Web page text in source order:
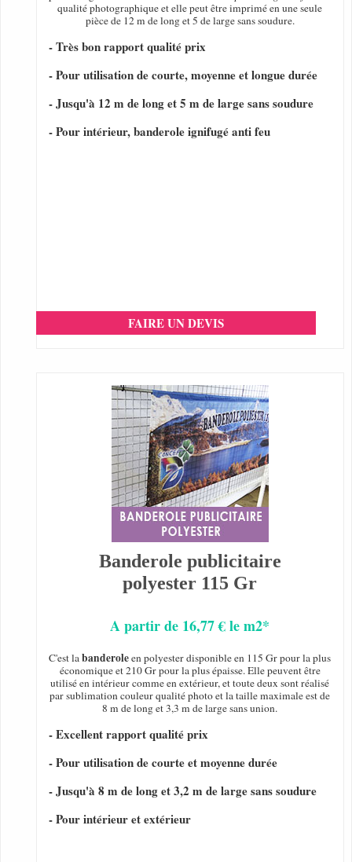
qualité photographique et elle peut être imprimé en une seule
pièce de 12 m de long et 5 de large sans soudure.
- Très bon rapport qualité prix
- Pour utilisation de courte, moyenne et longue durée
- Jusqu'à 12 m de long et 5 m de large sans soudure
- Pour intérieur, banderole ignifugé anti feu
FAIRE UN DEVIS
Banderole publicitaire
polyester 115 Gr
A partir de 16,77 € le m2*
C'est labanderoleen polyester disponible en 115 Gr pour la plus
économique et 210 Gr pour la plus épaisse. Elle peuvent être
utilisé en intérieur comme en extérieur, et toute deux sont réalisé
par sublimation couleur qualité photo et la taille maximale est de
8 m de long et 3,3 m de large sans union.
- Excellent rapport qualité prix
- Pour utilisation de courte et moyenne durée
- Jusqu'à 8 m de long et 3,2 m de large sans soudure
- Pour intérieur et extérieur